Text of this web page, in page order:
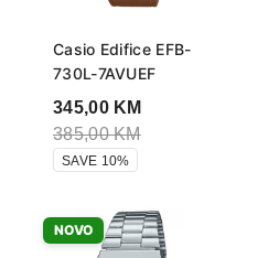
Casio Edifice EFB-
730L-7AVUEF
345,00 KM
385,00KM
SAVE 10%
NOVO